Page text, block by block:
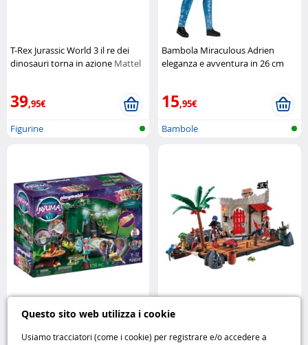
Questo sito web utilizza i cookie
Usiamo tracciatori (come i cookie) per registrare e/o accedere a
T-Rex Jurassic World 3 il re dei
dinosauri torna in azione Mattel
39,95€
Figurine
Bambola Miraculous Adrien
eleganza e avventura in 26 cm
15,95€
Bambole
Playmobil Ayuma Le Fate della
Primavera
Playmobil 6146 Forte dei Pirati
completaPlaymobil